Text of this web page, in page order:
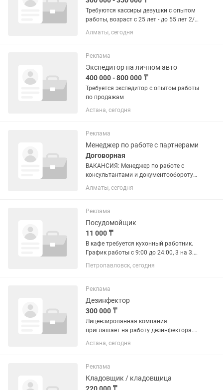
Требуются кассиры девушки с опытом
работы, возраст с 25 лет - до 55 лет 2/2
в мини маркет и помощники по залу.
Алматы, сегодня
Реклама
Экспедитор на личном авто
400 000 - 800 000 ₸
Требуется экспедитор с опытом работы
по продажам
Астана, сегодня
Реклама
Менеджер по работе с партнерами
Договорная
ВАКАНСИЯ: Менеджер по работе с
консультантами и документообороту
Ищем в команду системного и
ответственного менеджера, который
консультантами, компанией и
страховой...
Алматы, сегодня
Реклама
Посудомойщик
11 000 ₸
В кафе требуется кухонный работник.
График работы с 9:00 до 24:00, 3 на 3.
Оплата 11 000 плюс проезд и питание.
Петропавловск, сегодня
Реклама
Дезинфектор
300 000 ₸
Лицензированная компания
приглашает на работу дезинфектора.
Стабильная работа, своевременная
зарплата, обучение за счет компании.
по городу согласно...
Астана, сегодня
Реклама
Кладовщик / кладовщица